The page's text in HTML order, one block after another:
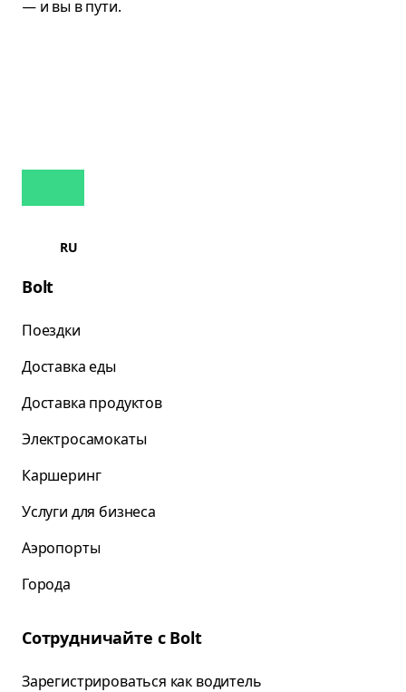
RU
Bolt
Поездки
Доставка еды
Доставка продуктов
Электросамокаты
Каршеринг
Услуги для бизнеса
Аэропорты
Города
Сотрудничайте с Bolt
Зарегистрироваться как водитель